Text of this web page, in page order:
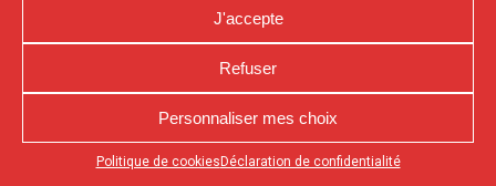
J'accepte
Refuser
Personnaliser mes choix
Politique de cookies Déclaration de confidentialité
Appuyez sur le bouton partager en bas de votre